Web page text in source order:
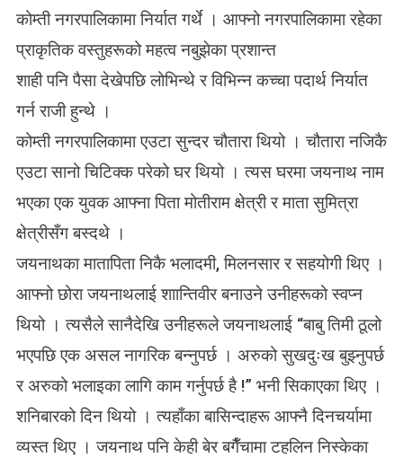
कोम्ती नगरपालिकामा निर्यात गर्थे । आफ्नो नगरपालिकामा रहेका
प्राकृतिक वस्तुहरूको महत्व नबुझेका प्रशान्त
शाही पनि पैसा देखेपछि लोभिन्थे र विभिन्न कच्चा पदार्थ निर्यात
गर्न राजी हुन्थे ।
कोम्ती नगरपालिकामा एउटा सुन्दर चौतारा थियो । चौतारा नजिकै
एउटा सानो चिटिक्क परेको घर थियो । त्यस घरमा जयनाथ नाम
भएका एक युवक आफ्ना पिता मोतीराम क्षेत्री र माता सुमित्रा
क्षेत्रीसँग बस्दथे ।
जयनाथका मातापिता निकै भलादमी, मिलनसार र सहयोगी थिए ।
आफ्नो छोरा जयनाथलाई शाान्तिवीर बनाउने उनीहरूको स्वप्न
थियो । त्यसैले सानैदेखि उनीहरूले जयनाथलाई “बाबु तिमी ठूलो
भएपछि एक असल नागरिक बन्नुपर्छ । अरुको सुखदुःख बुझ्नुपर्छ
र अरुको भलाइका लागि काम गर्नुपर्छ है !” भनी सिकाएका थिए ।
शनिबारको दिन थियो । त्यहाँका बासिन्दाहरू आफ्नै दिनचर्यामा
व्यस्त थिए । जयनाथ पनि केही बेर बगैँचामा टहलिन निस्केका